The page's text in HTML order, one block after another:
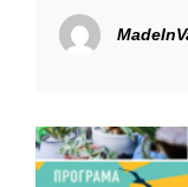
задържаха